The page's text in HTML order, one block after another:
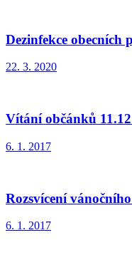
Dezinfekce obecních
22. 3. 2020
Vítání občánků
6. 1. 2017
Rozsvícení
6. 1. 2017